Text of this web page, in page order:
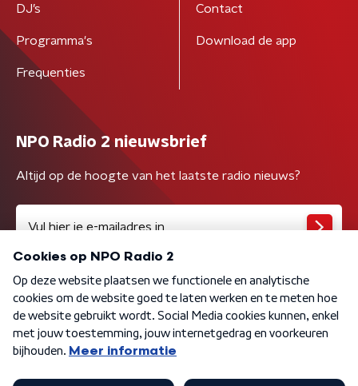
DJ’s
Programma's
Frequenties
Contact
Download de app
NPO Radio 2 nieuwsbrief
Altijd op de hoogte van het laatste radio nieuws?
Algemene voorwaarden